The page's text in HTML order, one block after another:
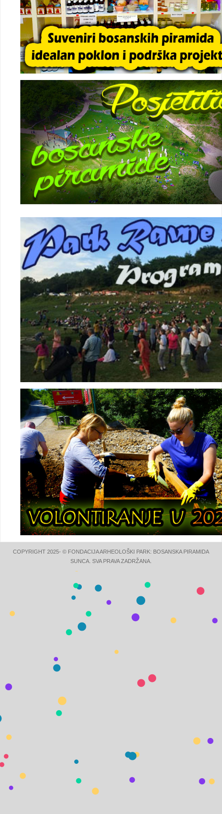
COPYRIGHT 2025- © FONDACIJA ARHEOLOŠKI PARK: BOSANSKA PIRAMIDA
SUNCA. SVA PRAVA ZADRŽANA.